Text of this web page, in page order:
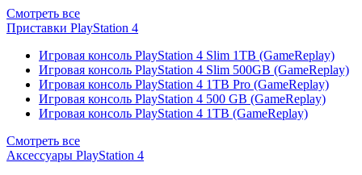
Смотреть все
Приставки PlayStation 4
Игровая консоль PlayStation 4 Slim 1TB (GameReplay)
Игровая консоль PlayStation 4 Slim 500GB (GameReplay)
Игровая консоль PlayStation 4 1TB Pro (GameReplay)
Игровая консоль PlayStation 4 500 GB (GameReplay)
Игровая консоль PlayStation 4 1TB (GameReplay)
Смотреть все
Аксессуары PlayStation 4